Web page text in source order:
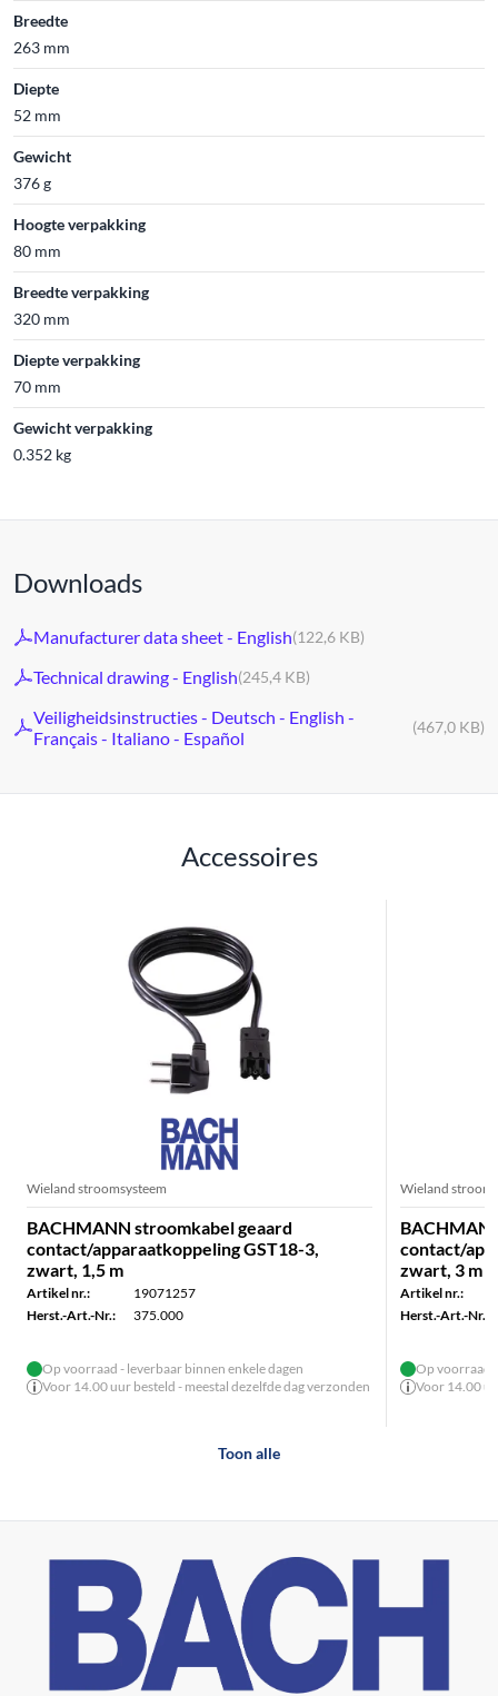
Breedte
263 mm
Diepte
52 mm
Gewicht
376 g
Hoogte verpakking
80 mm
Breedte verpakking
320 mm
Diepte verpakking
70 mm
Gewicht verpakking
0.352 kg
Downloads
Manufacturer data sheet - English(122,6 KB)
Technical drawing - English(245,4 KB)
Veiligheidsinstructies - Deutsch - English -
Français - Italiano - Español
(467,0 KB)
Accessoires
Wieland stroomsysteem
BACHMANN stroomkabel geaard
contact/apparaatkoppeling GST18-3,
zwart, 1,5 m
Artikel nr.:
19071257
Herst.-Art.-Nr.:
375.000
Op voorraad - leverbaar binnen enkele dagen
Voor 14.00 uur besteld - meestal dezelfde dag verzonden
Wieland
contact/
zwart, 3 m
Artikel nr.:
Herst.-Art.-Nr.:
Op voorraad
Voor 14.00
Toon alle